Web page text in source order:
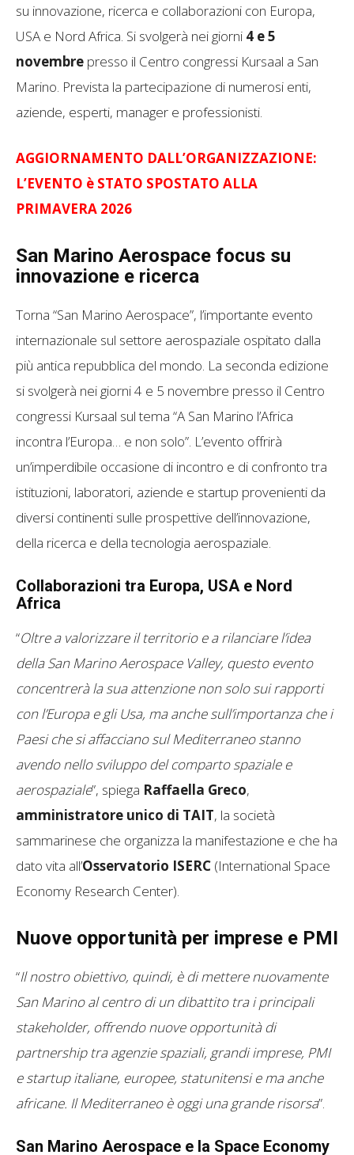
su innovazione, ricerca e collaborazioni con Europa,
USA e Nord Africa. Si svolgerà nei giorni 4 e 5
novembre presso il Centro congressi Kursaal a San
Marino. Prevista la partecipazione di numerosi enti,
aziende, esperti, manager e professionisti.
AGGIORNAMENTO DALL’ORGANIZZAZIONE:
L’EVENTO è STATO SPOSTATO ALLA
PRIMAVERA 2026
San Marino Aerospace focus su
innovazione e ricerca
Torna “San Marino Aerospace”, l’importante evento
internazionale sul settore aerospaziale ospitato dalla
più antica repubblica del mondo. La seconda edizione
si svolgerà nei giorni 4 e 5 novembre presso il Centro
congressi Kursaal sul tema “A San Marino l’Africa
incontra l’Europa… e non solo”. L’evento offrirà
un’imperdibile occasione di incontro e di confronto tra
istituzioni, laboratori, aziende e startup provenienti da
diversi continenti sulle prospettive dell’innovazione,
della ricerca e della tecnologia aerospaziale.
Collaborazioni tra Europa, USA e Nord
Africa
“Oltre a valorizzare il territorio e a rilanciare l’idea
della San Marino Aerospace Valley, questo evento
concentrerà la sua attenzione non solo sui rapporti
con l’Europa e gli Usa, ma anche sull’importanza che i
Paesi che si affacciano sul Mediterraneo stanno
avendo nello sviluppo del comparto spaziale e
aerospaziale”, spiega Raffaella Greco,
amministratore unico di TAIT, la società
sammarinese che organizza la manifestazione e che ha
dato vita all’Osservatorio ISERC (International Space
Economy Research Center).
Nuove opportunità per imprese e PMI
“Il nostro obiettivo, quindi, è di mettere nuovamente
San Marino al centro di un dibattito tra i principali
stakeholder, offrendo nuove opportunità di
partnership tra agenzie spaziali, grandi imprese, PMI
e startup italiane, europee, statunitensi e ma anche
africane. Il Mediterraneo è oggi una grande risorsa”.
San Marino Aerospace e la Space Economy